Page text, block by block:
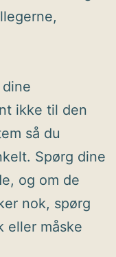
ikke til den
så du
Spørg dine
og om de
nok, spørg
eller måske